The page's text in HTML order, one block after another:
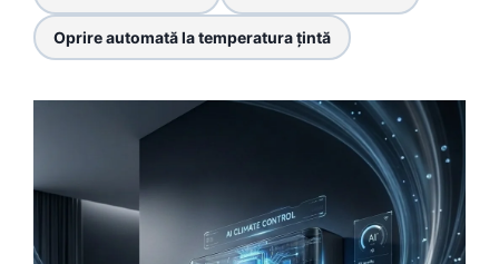
Oprire automată la temperatura țintă